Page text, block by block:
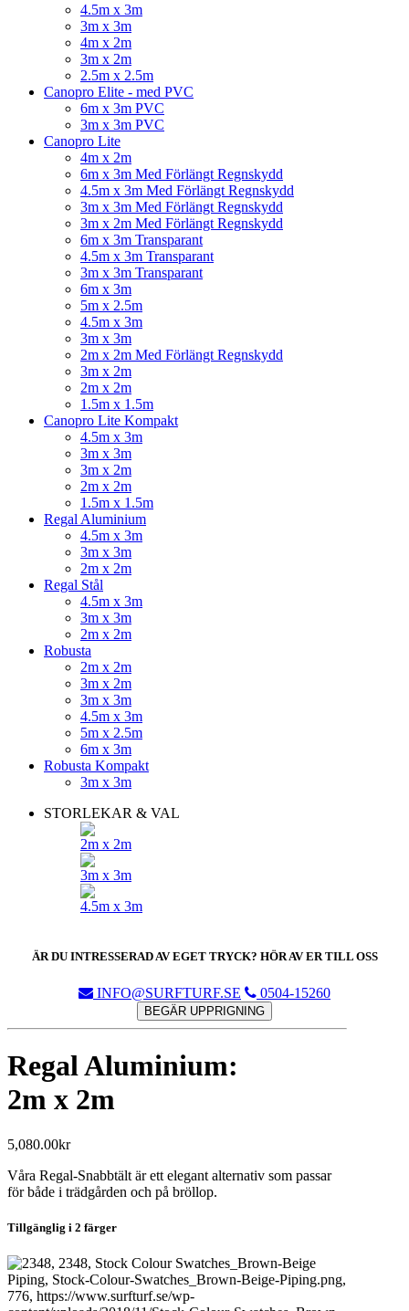
4.5m x 3m
3m x 3m
4m x 2m
3m x 2m
2.5m x 2.5m
Canopro Elite - med PVC
6m x 3m PVC
3m x 3m PVC
Canopro Lite
4m x 2m
6m x 3m Med Förlängt Regnskydd
4.5m x 3m Med Förlängt Regnskydd
3m x 3m Med Förlängt Regnskydd
3m x 2m Med Förlängt Regnskydd
6m x 3m Transparant
4.5m x 3m Transparant
3m x 3m Transparant
6m x 3m
5m x 2.5m
4.5m x 3m
3m x 3m
2m x 2m Med Förlängt Regnskydd
3m x 2m
2m x 2m
1.5m x 1.5m
Canopro Lite Kompakt
4.5m x 3m
3m x 3m
3m x 2m
2m x 2m
1.5m x 1.5m
Regal Aluminium
4.5m x 3m
3m x 3m
2m x 2m
Regal Stål
4.5m x 3m
3m x 3m
2m x 2m
Robusta
2m x 2m
3m x 2m
3m x 3m
4.5m x 3m
5m x 2.5m
6m x 3m
Robusta Kompakt
3m x 3m
STORLEKAR & VAL
2m x 2m
3m x 3m
4.5m x 3m
ÄR DU INTRESSERAD AV EGET TRYCK? HÖR AV ER TILL OSS
INFO@SURFTURF.SE 0504-15260
BEGÄR UPPRIGNING
Regal Aluminium:
2m x 2m
5,080.00kr
Våra Regal-Snabbtält är ett elegant alternativ som passar
för både i trädgården och på bröllop.
Tillgänglig i 2 färger